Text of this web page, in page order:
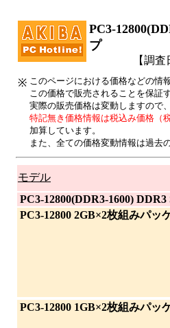
PC3-
プ
【調
※ このページにおける価格などの情
この価格で販売されることを保証
実際の販売価格は変動しますので
特記無き価格情報は税込み価格（
加算しています。
また、全ての価格変動情報は過去
モデル
PC3-12800(DDR3-1600)
PC3-12800 2GB×2枚組みパッ
PC3-12800 1GB×2枚組みパッ